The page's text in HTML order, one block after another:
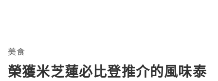
美食
榮獲米芝蓮必比登推介的風味泰